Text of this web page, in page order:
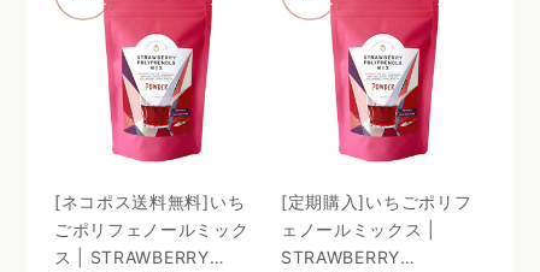
[ネコポス送料無料]いち
ごポリフェノールミック
ス | STRAWBERRY
[定期購入]いちごポリフ
ェノールミックス |
STRAWBERRY